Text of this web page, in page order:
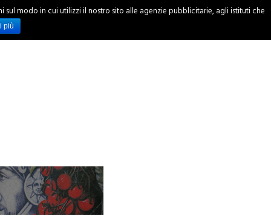
INCHIESTE
modo in cui utilizzi il nostro sito alle agenzie pubblicitarie, agli istituti che
più